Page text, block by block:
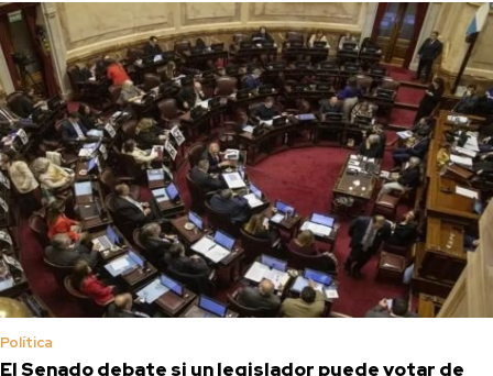
Política
El Senado debate si un legislador puede votar de